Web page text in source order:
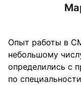
Опыт работы в
небольшому
определились с
по